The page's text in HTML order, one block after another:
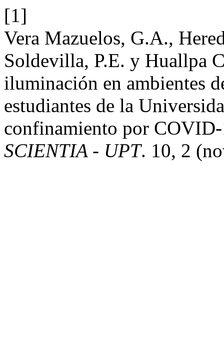
[1]
Vera Mazuelos, G.A.,
Soldevilla, P.E. y Huallpa
iluminación en ambientes
estudiantes de la
confinamiento por
SCIENTIA - UPT. 10, 2